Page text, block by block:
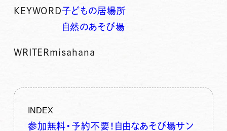
KEYWORD子どもの居場所
自然のあそび場
WRITERmisahana
INDEX
参加無料・予約不要！自由なあそび場サン